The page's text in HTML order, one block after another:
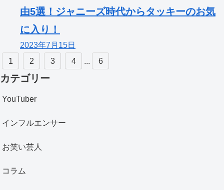
由5選！ジャニーズ時代からタッキーのお気
に入り！
2023年7月15日
1
2 3 4 ... 6
カテゴリー
YouTuber
インフルエンサー
お笑い芸人
コラム